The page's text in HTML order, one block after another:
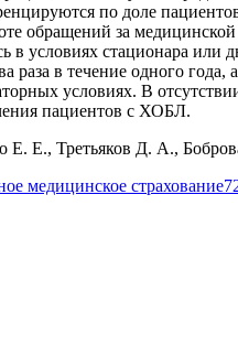
по доле
обращений за
в условиях стационара или
раза в течение одного
условиях. В
пациентов с ХОБЛ.
Е., Третьяков Д. А.,
медицинское страхование